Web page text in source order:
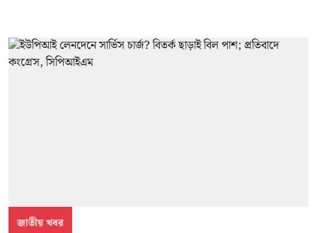
জাতীয় খবর